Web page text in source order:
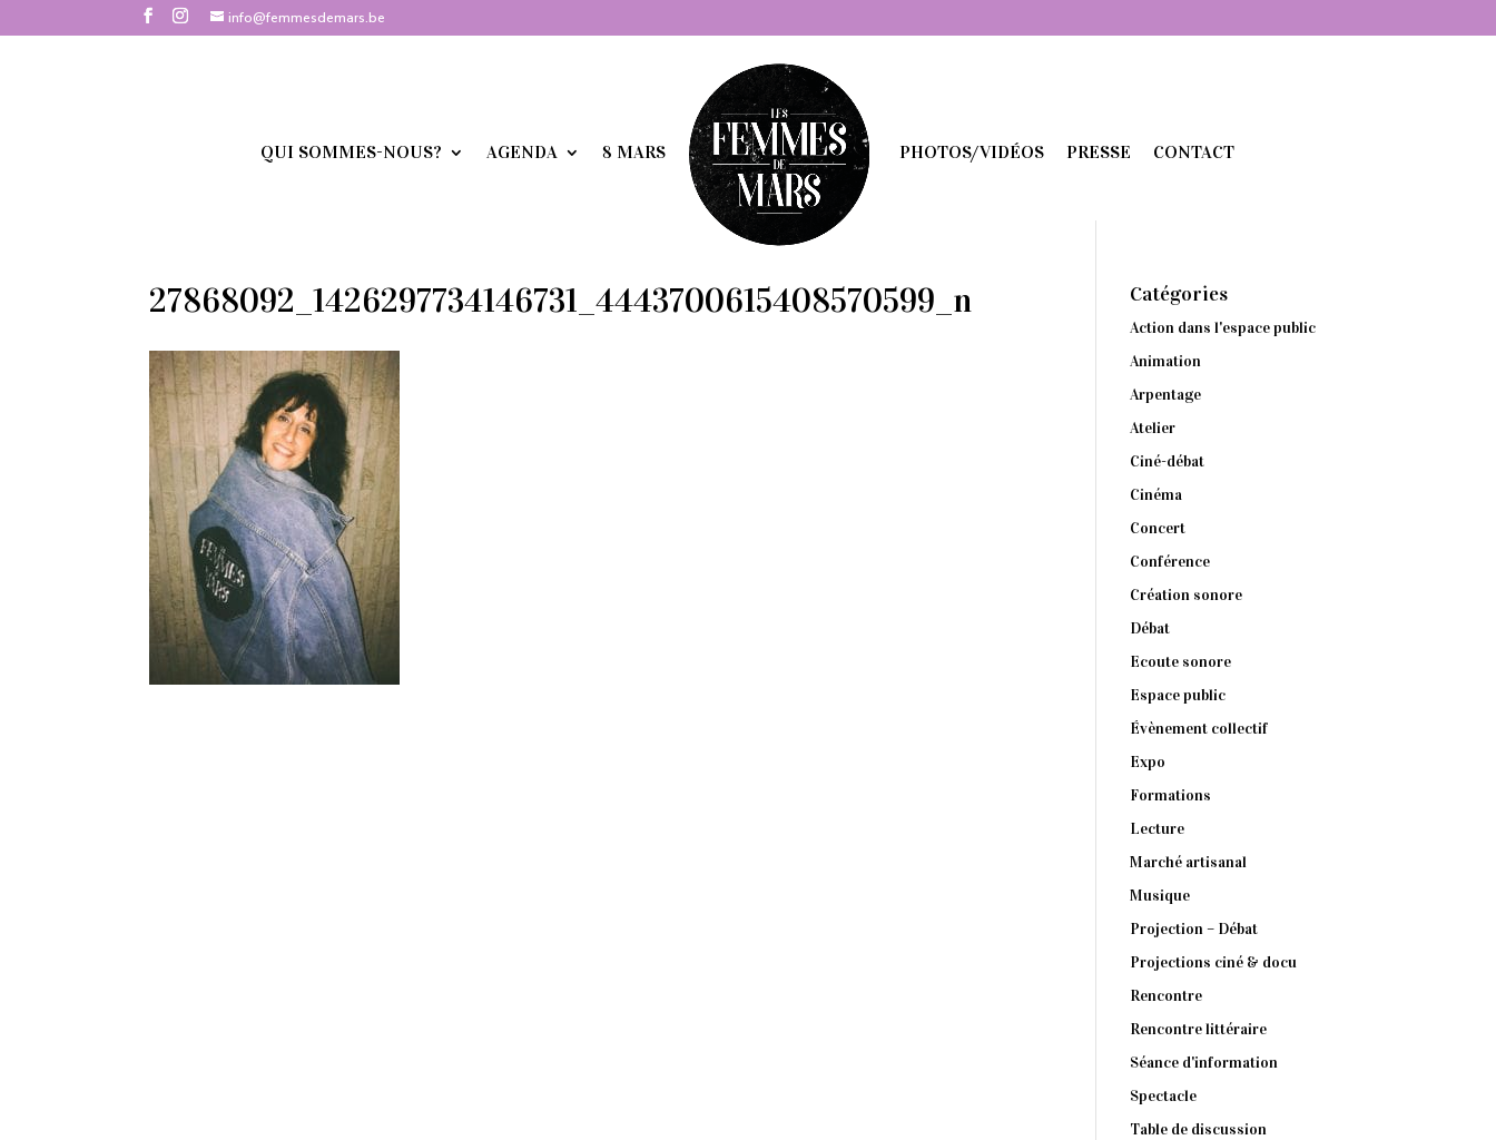
info@femmesdemars.be
QUI SOMMES-NOUS? AGENDA 8 MARS PHOTOS/VIDÉOS PRESSE CONTACT
27868092_1426297734146731_4443700615408570599_n Catégories
Action dans l'espace public
Animation
Arpentage
Atelier
Ciné-débat
Cinéma
Concert
Conférence
Création sonore
Débat
Ecoute sonore
Espace public
Évènement collectif
Expo
Formations
Lecture
Marché artisanal
Musique
Projection – Débat
Projections ciné & docu
Rencontre
Rencontre littéraire
Séance d'information
Spectacle
Table de discussion